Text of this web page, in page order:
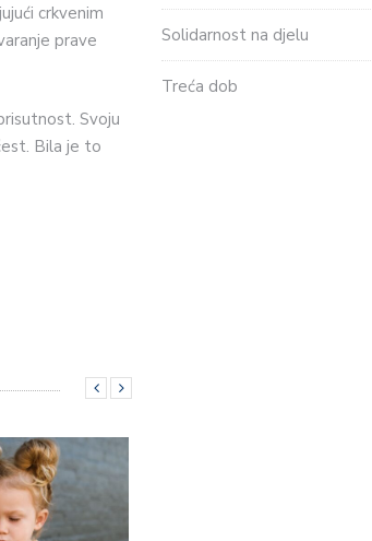
crkvenim
prave
Svoju
Bila je to
Solidarnost na djelu
Treća dob